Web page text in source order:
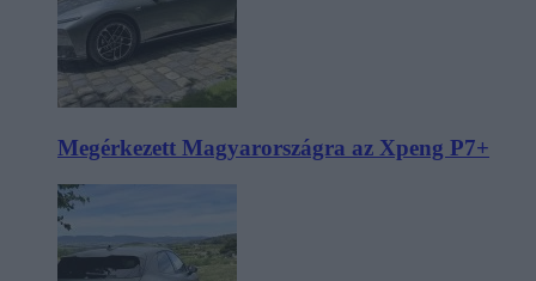
Megérkezett Magyarországra az Xpeng P7+